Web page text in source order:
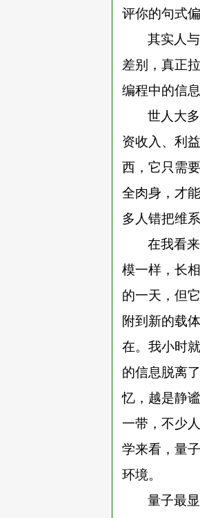
评你的句式
其实人
差别，真正
编程中的信息
世人大
资收入、利
西，它只需
全肉身，才
多人错把维
在我看
模一样，长
的一天，但
附到新的载
在。我小时
的信息脱离
忆，越是静
一带，不少
学来看，量
环境。
量子最